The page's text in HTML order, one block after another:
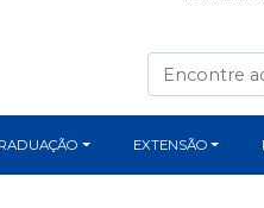
EXTENSÃO